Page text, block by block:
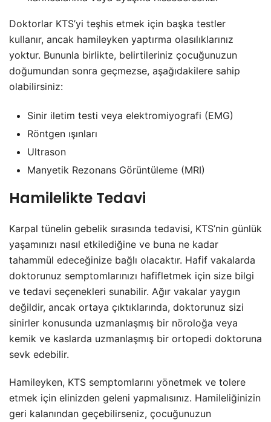
Doktorlar KTS’yi teşhis etmek için başka testler
kullanır, ancak hamileyken yaptırma olasılıklarınız
yoktur. Bununla birlikte, belirtileriniz çocuğunuzun
doğumundan sonra geçmezse, aşağıdakilere sahip
olabilirsiniz:
Sinir iletim testi veya elektromiyografi (EMG)
Röntgen ışınları
Ultrason
Manyetik Rezonans Görüntüleme (MRI)
Hamilelikte Tedavi
Karpal tünelin gebelik sırasında tedavisi, KTS’nin günlük
yaşamınızı nasıl etkilediğine ve buna ne kadar
tahammül edeceğinize bağlı olacaktır. Hafif vakalarda
doktorunuz semptomlarınızı hafifletmek için size bilgi
ve tedavi seçenekleri sunabilir. Ağır vakalar yaygın
değildir, ancak ortaya çıktıklarında, doktorunuz sizi
sinirler konusunda uzmanlaşmış bir nöroloğa veya
kemik ve kaslarda uzmanlaşmış bir ortopedi doktoruna
sevk edebilir.
Hamileyken, KTS semptomlarını yönetmek ve tolere
etmek için elinizden geleni yapmalısınız. Hamileliğinizin
geri kalanından geçebilirseniz, çocuğunuzun